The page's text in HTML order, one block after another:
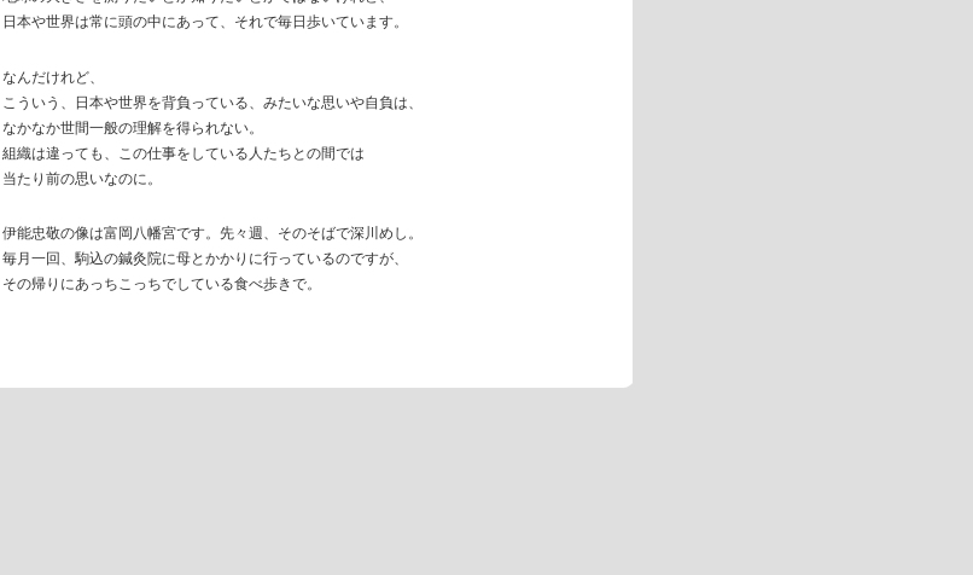
日本や世界は常に頭の中にあって、それで毎日歩いています。
なんだけれど、
こういう、日本や世界を背負っている、みたいな思いや自負は、
なかなか世間一般の理解を得られない。
組織は違っても、この仕事をしている人たちとの間では
当たり前の思いなのに。
伊能忠敬の像は富岡八幡宮です。先々週、そのそばで深川めし。
毎月一回、駒込の鍼灸院に母とかかりに行っているのですが、
その帰りにあっちこっちでしている食べ歩きで。